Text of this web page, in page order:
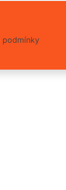
určitě
týden zajišťovala
podmínky